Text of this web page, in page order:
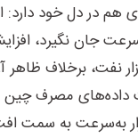
در دل خود دارد:
جان نگیرد،
نفت، برخلاف ظاهر
مصرف چین
به‌سرعت به سمت